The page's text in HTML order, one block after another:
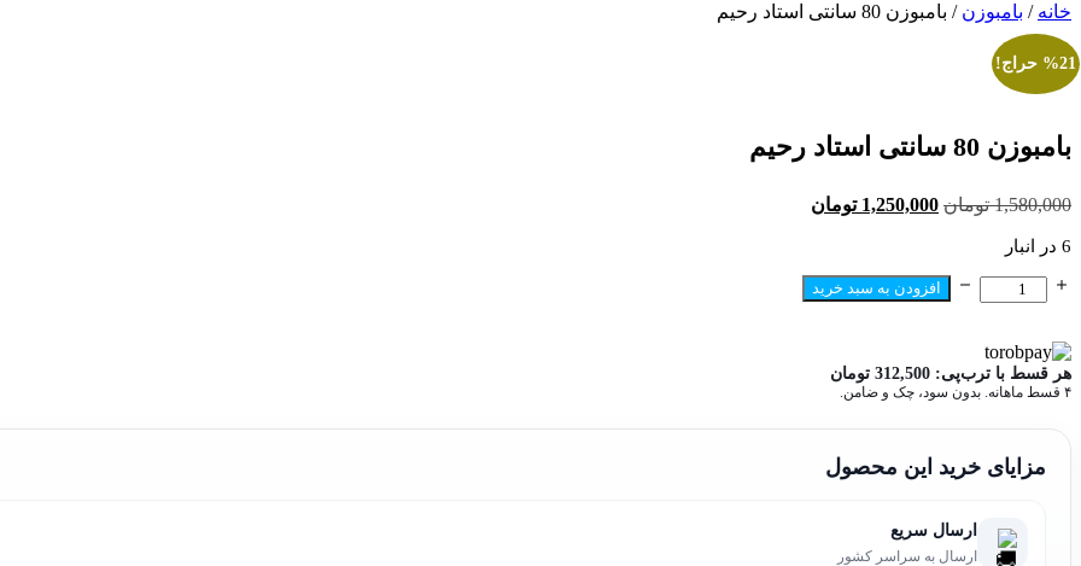
خانه / بامبوزن / بامبوزن 80 سانتی استاد رحیم
%21 حراج!
بامبوزن 80 سانتی استاد رحیم
1,580,000 تومان قیمت
بود.
1,250,000 تومان
6 در انبار
بامبوزن
استاد
رحیم
عدد
افزودن به سبد خرید
هر قسط با ترب‌پی: 312,500 تومان
۴ قسط ماهانه. بدون سود، چک و ضامن.
مزایای خرید این محصول
ارسال سریع
ارسال به سراسر کشور